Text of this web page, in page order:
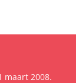
maart 2008.